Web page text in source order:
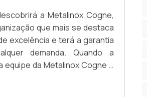
a Metalinox Cogne,
que mais se destaca
excelência e terá a garantia
demanda. Quando a
equipe da Metalinox Cogne o
opções de pagamento